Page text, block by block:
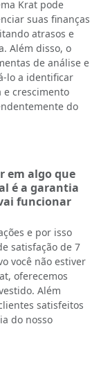
Krat pode
suas finanças
atrasos e
Além disso, o
de análise e
lo a identificar
crescimento
do
em algo que
é a garantia
funcionar
e por isso
satisfação de 7
você não estiver
oferecemos
Além
satisfeitos
do nosso